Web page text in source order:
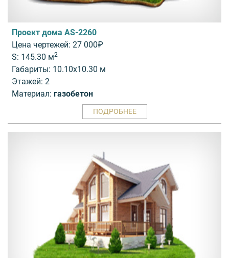
Проект дома AS-2260
Цена чертежей: 27 000₽
S: 145.30 м2
Габариты: 10.10x10.30 м
Этажей: 2
Материал: газобетон
ПОДРОБНЕЕ